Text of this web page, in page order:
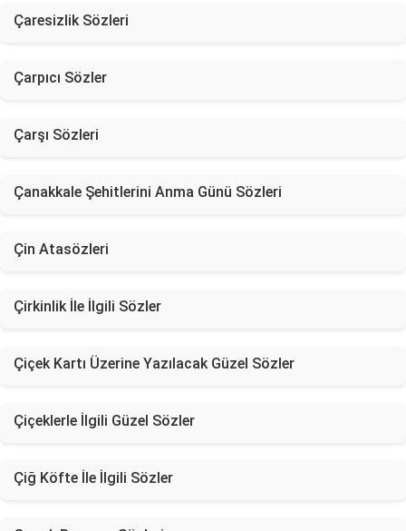
Çaresizlik Sözleri
Çarpıcı Sözler
Çarşı Sözleri
Çanakkale Şehitlerini Anma Günü Sözleri
Çin Atasözleri
Çirkinlik İle İlgili Sözler
Çiçek Kartı Üzerine Yazılacak Güzel Sözler
Çiçeklerle İlgili Güzel Sözler
Çiğ Köfte İle İlgili Sözler